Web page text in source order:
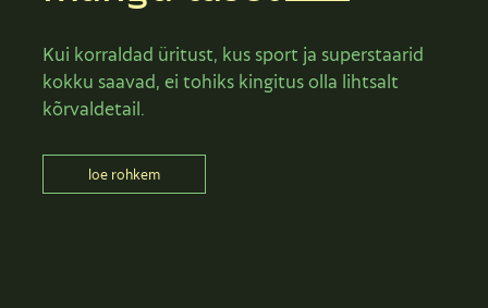
Kui korraldad üritust, kus sport ja superstaarid
kokku saavad, ei tohiks kingitus olla lihtsalt
kõrvaldetail.
loe rohkem